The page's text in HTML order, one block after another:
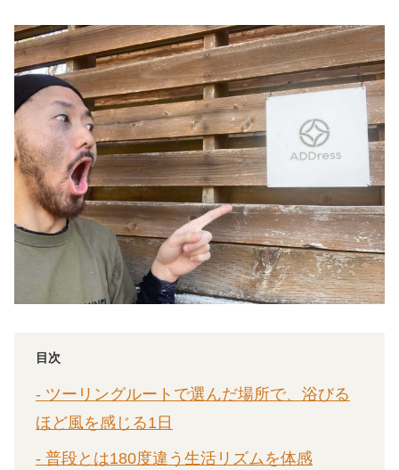
目次
- ツーリングルートで選んだ場所で、浴びる
ほど風を感じる1日
- 普段とは180度違う生活リズムを体感